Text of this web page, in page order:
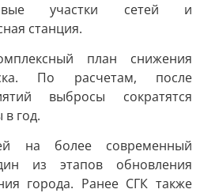
участки сетей и
станция.
план снижения
По расчетам, после
выбросы сократятся
год.
на более современный
из этапов обновления
города. Ранее СГК также